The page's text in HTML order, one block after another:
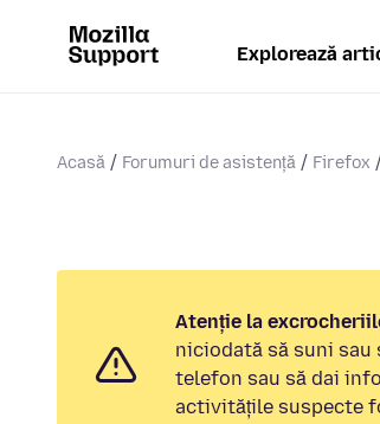
Explorează
Acasă Forumuri de asistență Firefox
Atenție la
niciodată să suni sau
telefon sau să dai
activitățile suspecte